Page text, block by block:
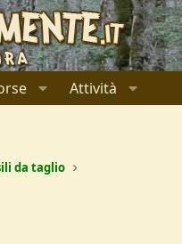
Attività
da taglio